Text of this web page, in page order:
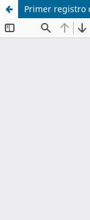
Primer registro